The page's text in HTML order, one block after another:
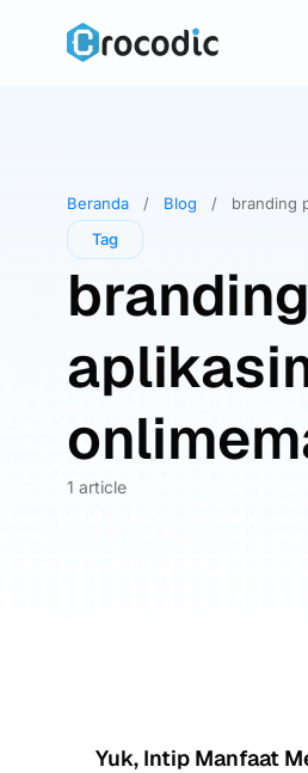
Beranda / Blog /
branding
Tag
1 article
Yuk, Intip Manfaat